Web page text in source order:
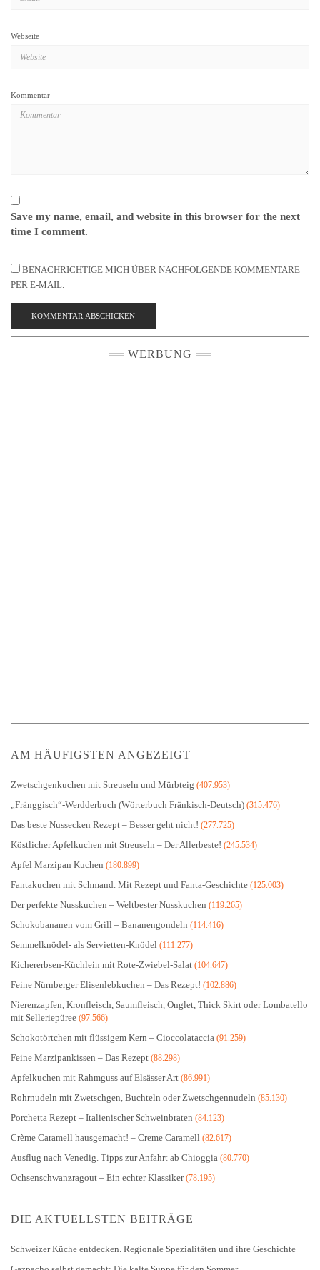
Webseite
Kommentar
Save my name, email, and website in this browser for the next
time I comment.
BENACHRICHTIGE MICH ÜBER NACHFOLGENDE KOMMENTARE
PER E-MAIL.
WERBUNG
AM HÄUFIGSTEN ANGEZEIGT
Zwetschgenkuchen mit Streuseln und Mürbteig (407.953)
„Fränggisch“-Werdderbuch (Wörterbuch Fränkisch-Deutsch) (315.476)
Das beste Nussecken Rezept – Besser geht nicht! (277.725)
Köstlicher Apfelkuchen mit Streuseln – Der Allerbeste! (245.534)
Apfel Marzipan Kuchen (180.899)
Fantakuchen mit Schmand. Mit Rezept und Fanta-Geschichte (125.003)
Der perfekte Nusskuchen – Weltbester Nusskuchen (119.265)
Schokobananen vom Grill – Bananengondeln (114.416)
Semmelknödel- als Servietten-Knödel (111.277)
Kichererbsen-Küchlein mit Rote-Zwiebel-Salat (104.647)
Feine Nürnberger Elisenlebkuchen – Das Rezept! (102.886)
Nierenzapfen, Kronfleisch, Saumfleisch, Onglet, Thick Skirt oder Lombatello
mit Selleriepüree (97.566)
Schokotörtchen mit flüssigem Kern – Cioccolataccia (91.259)
Feine Marzipankissen – Das Rezept (88.298)
Apfelkuchen mit Rahmguss auf Elsässer Art (86.991)
Rohrnudeln mit Zwetschgen, Buchteln oder Zwetschgennudeln (85.130)
Porchetta Rezept – Italienischer Schweinbraten (84.123)
Crème Caramell hausgemacht! – Creme Caramell (82.617)
Ausflug nach Venedig. Tipps zur Anfahrt ab Chioggia (80.770)
Ochsenschwanzragout – Ein echter Klassiker(78.195)
DIE AKTUELLSTEN BEITRÄGE
Schweizer Küche entdecken. Regionale Spezialitäten und ihre Geschichte